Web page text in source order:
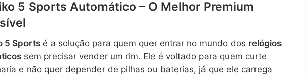
5 Sports Automático – O Melhor Premium
5 Sports é a solução para quem quer entrar no mundo dos relógios
sem precisar vender um rim. Ele é voltado para quem curte
e não quer depender de pilhas ou baterias, já que ele carrega